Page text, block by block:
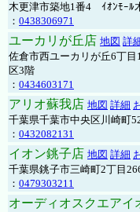
木更津市築地1番4 ｲｵﾝﾓｰﾙ
： 0438306971
ユーカリが丘店 地図 詳
佐倉市西ユーカリが丘6丁
区3階
： 0434603171
アリオ蘇我店 地図 詳細
千葉県千葉市中央区川崎町
： 0432082131
イオン銚子店 地図 詳細
千葉県銚子市三崎町2丁目
： 0479303211
オーディオスクエアイ